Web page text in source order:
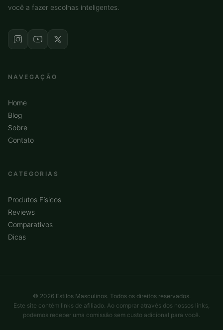
você a fazer escolhas inteligentes.
NAVEGAÇÃO
Home
Blog
Sobre
Contato
CATEGORIAS
Produtos Físicos
Reviews
Comparativos
Dicas
© 2026 Estilos Masculinos. Todos os direitos reservados.
Este site contém links de afiliado. Ao comprar através dos nossos links,
podemos receber uma comissão sem custo adicional para você.